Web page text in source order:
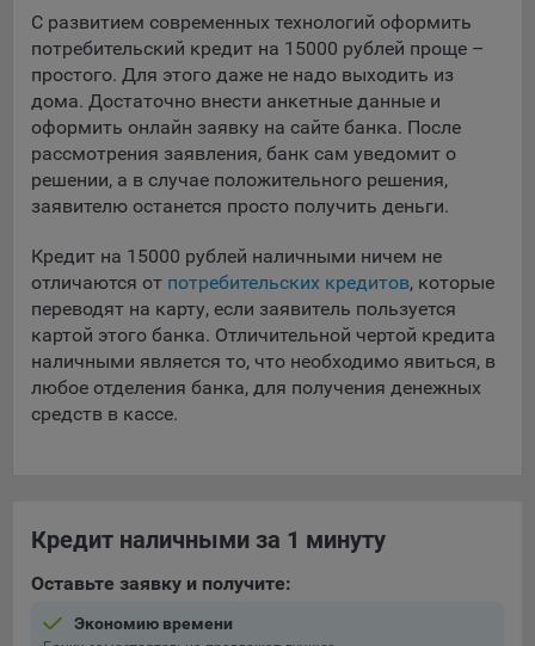
предоставляемый компанией Google Ireland Ltd, Gordon
House Barrow Street Dublin 4, D04E5W5 Ireland.
Сохранить мои изменения
Сохранить по умолчанию
С развитием современных технологий оформить
потребительский кредит на 15000 рублей проще –
простого. Для этого даже не надо выходить из
дома. Достаточно внести анкетные данные и
оформить онлайн заявку на сайте банка. После
рассмотрения заявления, банк сам уведомит о
решении, а в случае положительного решения,
заявителю останется просто получить деньги.
Кредит на 15000 рублей наличными ничем не
отличаются от потребительских кредитов, которые
переводят на карту, если заявитель пользуется
картой этого банка. Отличительной чертой кредита
наличными является то, что необходимо явиться, в
любое отделения банка, для получения денежных
средств в кассе.
Кредит наличными за 1 минуту
Оставьте заявку и получите:
Экономию времени